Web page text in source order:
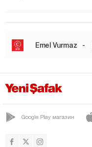
Кумчаты
Центр
Шеноба
СИЛОПИ
Сирткёй
Emel Vurmaz -
Google Play магазин